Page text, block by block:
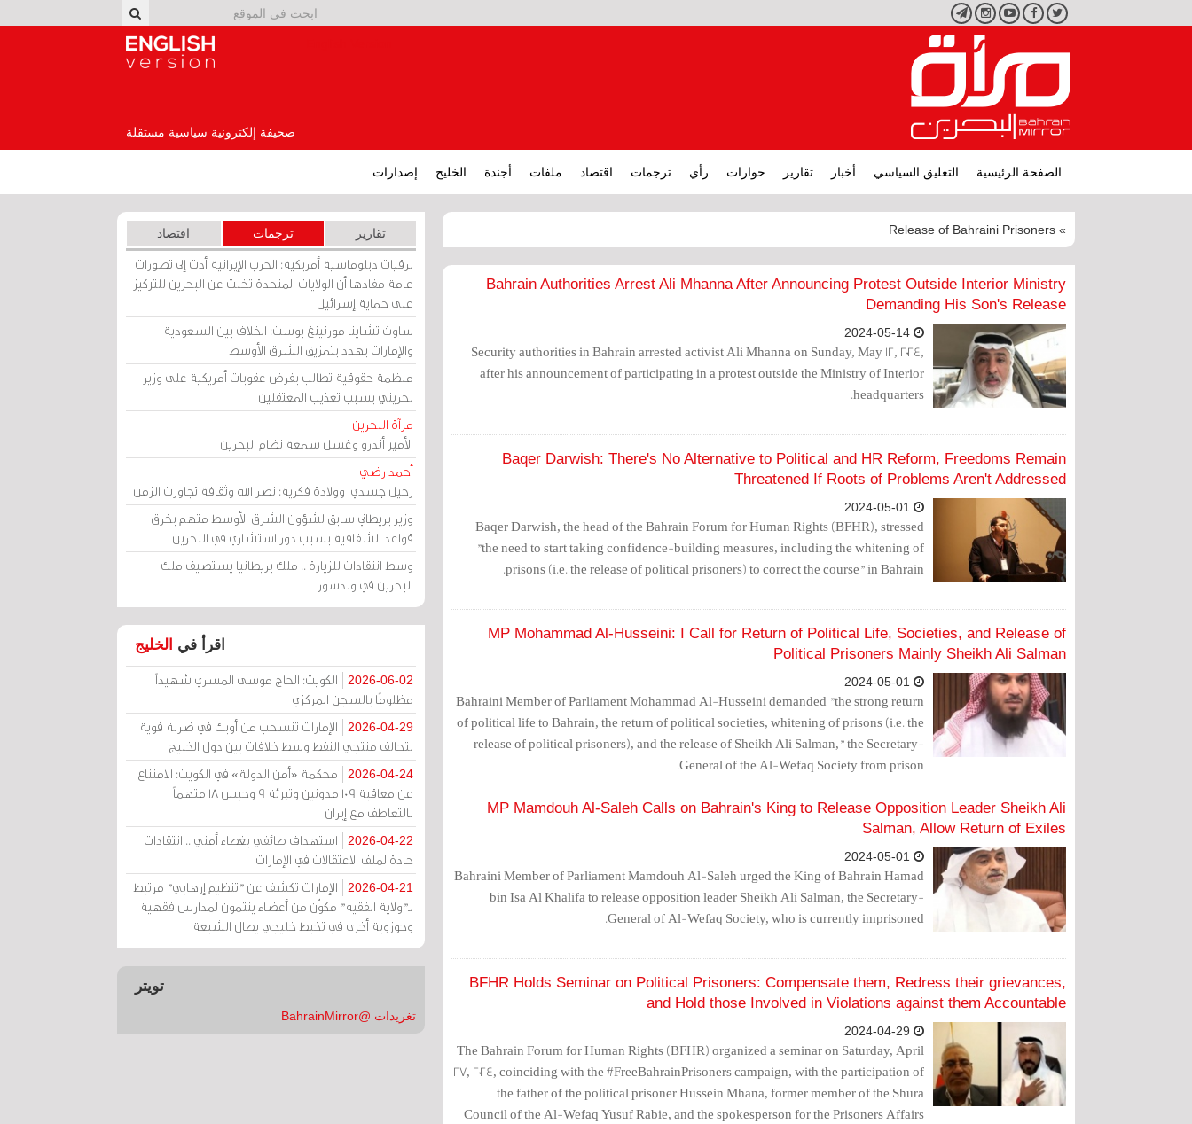
تويتر فيسبوكيوتيوبانستجرامتليجرام
صحيفة إلكترونية سياسية مستقلة
الصفحة الرئيسية التعليق السياسي أخبار تقارير حوارات رأي ترجمات اقتصاد ملفات أجندة الخليج إصدارات
» Release of Bahraini Prisoners
Bahrain Authorities Arrest Ali Mhanna After Announcing Protest Outside Interior Ministry
Demanding His Son's Release
Security authorities in Bahrain arrested activist Ali Mhanna on Sunday, May 12, 2024,
after his announcement of participating in a protest outside the Ministry of Interior
headquarters.
Baqer Darwish: There's No Alternative to Political and HR Reform, Freedoms Remain
Threatened If Roots of Problems Aren't Addressed
Baqer Darwish, the head of the Bahrain Forum for Human Rights (BFHR), stressed
"the need to start taking confidence-building measures, including the whitening of
prisons (i.e. the release of political prisoners) to correct the course" in Bahrain.
MP Mohammad Al-Husseini: I Call for Return of Political Life, Societies, and Release of
Political Prisoners Mainly Sheikh Ali Salman
Bahraini Member of Parliament Mohammad Al-Husseini demanded "the strong return
of political life to Bahrain, the return of political societies, whitening of prisons (i.e. the
release of political prisoners), and the release of Sheikh Ali Salman," the Secretary-
General of the Al-Wefaq Society from prison.
MP Mamdouh Al-Saleh Calls on Bahrain's King to Release Opposition Leader Sheikh Ali
Salman, Allow Return of Exiles
Bahraini Member of Parliament Mamdouh Al-Saleh urged the King of Bahrain Hamad
bin Isa Al Khalifa to release opposition leader Sheikh Ali Salman, the Secretary-
General of Al-Wefaq Society, who is currently imprisoned.
BFHR Holds Seminar on Political Prisoners: Compensate them, Redress their grievances,
and Hold those Involved in Violations against them Accountable
The Bahrain Forum for Human Rights (BFHR) organized a seminar on Saturday, April
27, 2024, coinciding with the #FreeBahrainPrisoners campaign, with the participation of
the father of the political prisoner Hussein Mhana, former member of the Shura
Council of the Al-Wefaq Yusuf Rabie, and the spokesperson for the Prisoners Affairs
تقارير ترجمات اقتصاد
برقيات دبلوماسية أمريكية: الحرب الإيرانية أدت إلى تصورات
عامة مفادها أن الولايات المتحدة تخلت عن البحرين للتركيز
على حماية إسرائيل
ساوث تشاينا مورنينغ بوست: الخلاف بين السعودية
والإمارات يهدد بتمزيق الشرق الأوسط
منظمة حقوقية تطالب بفرض عقوبات أمريكية على وزير
بحريني بسبب تعذيب المعتقلين
مرآة البحرين
الأمير أندرو وغسل سمعة نظام البحرين
أحمد رضي
رحيل جسدي، وولادة فكرية: نصر الله وثقافة تجاوزت الزمن
وزير بريطاني سابق لشؤون الشرق الأوسط متهم بخرق
قواعد الشفافية بسبب دور استشاري في البحرين
وسط انتقادات للزيارة .. ملك بريطانيا يستضيف ملك
البحرين في وندسور
اقرأ في الخليج
2026-06-02
الكويت: الحاج موسى المسري شهيداً
مظلومًا بالسجن المركزي
2026-04-29
الإمارات تنسحب من أوبك في ضربة قوية
لتحالف منتجي النفط وسط خلافات بين دول الخليج
2026-04-24
محكمة «أمن الدولة» في الكويت: الامتناع
عن معاقبة 109 مدونين وتبرئة 9 وحبس 18 متهماً
بالتعاطف مع إيران
2026-04-22
استهداف طائفي بغطاء أمني .. انتقادات
حادة لملف الاعتقالات في الإمارات
2026-04-21
الإمارات تكشف عن "تنظيم إرهابي" مرتبط
بـ"ولاية الفقيه" مكوّن من أعضاء ينتمون لمدارس فقهية
وحوزوية أخرى في تخبط خليجي يطال الشيعة
تويتر
تغريدات @BahrainMirror